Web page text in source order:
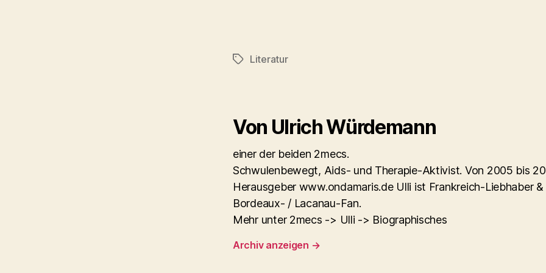
Schlagwörter
Literatur
Von Ulrich Würdemann
einer der beiden 2mecs.
Schwulenbewegt, Aids- und Therapie-Aktivist. Von 2005 bis
Herausgeber www.ondamaris.de Ulli ist Frankreich-Liebhaber &
Bordeaux- / Lacanau-Fan.
Mehr unter 2mecs -> Ulli -> Biographisches
Archiv anzeigen →